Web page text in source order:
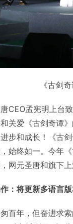
《古剑
CEO孟宪明上台
关爱《古剑奇谭
步和成长！《古
始终如一。今年
网元圣唐和旗下
：将更新多语言
百年，但奋进求